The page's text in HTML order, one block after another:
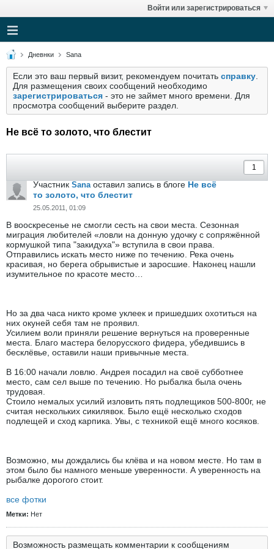
Войти или зарегистрироваться
Дневнки Sana
Если это ваш первый визит, рекомендуем почитать справку
Для размещения своих сообщений необходимо
зарегистрироваться - это не займет много времени. Для
просмотра сообщений выберите раздел.
Не всё то золото, что блестит
Участник Sana оставил запись в блоге Не всё
то золото, что блестит
25.05.2011, 01:09
В вооскресенье не смогли сесть на свои места. Сезонная
миграция любителей «ловли на донную удочку с сопряжённой
кормушкой типа "закидуха"» вступила в свои права.
Отправились искать место ниже по течению. Река очень
красивая, но берега обрывистые и заросшие. Наконец нашли
изумительное по красоте место…
Но за два часа никто кроме уклеек и пришедших охотиться на
них окуней себя там не проявил.
Усилием воли приняли решение вернуться на проверенные
места. Благо мастера белорусского фидера, убедившись в
бесклёвье, оставили наши привычные места.
В 16:00 начали ловлю. Андрея посадил на своё субботнее
место, сам сел выше по течению. Но рыбалка была очень
трудовая.
Стоило немалых усилий изловить пять подлещиков 500-800г, не
считая нескольких сикилявок. Было ещё несколько сходов
подлещей и сход карпика. Увы, с техникой ещё много косяков.
Возможно, мы дождались бы клёва и на новом месте. Но там в
этом было бы намного меньше уверенности. А уверенность на
рыбалке дорогого стоит.
все фотки
Метки: Нет
Возможность размещать комментарии к сообщениям